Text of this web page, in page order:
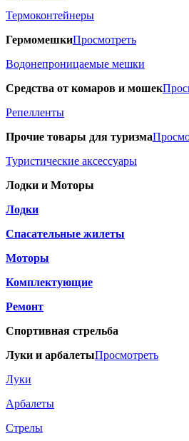
Термоконтейнеры
ГермомешкиПросмотреть
Водонепроницаемые мешки
Средства от комаров и мошек
Репелленты
Прочие товары для туризма
Туристические аксессуары
Лодки и Моторы
Лодки
Спасательные жилеты
Моторы
Комплектующие
Ремонт
Спортивная стрельба
Луки и арбалетыПросмотреть
Луки
Арбалеты
Стрелы